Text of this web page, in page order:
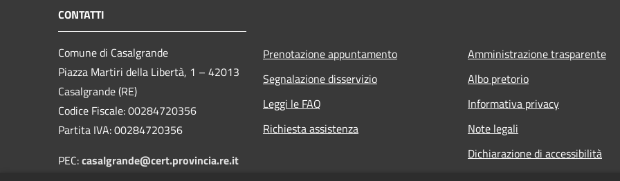
CONTATTI
Comune di Casalgrande
Piazza Martiri della Libertà, 1 – 42013
Casalgrande (RE)
Codice Fiscale: 00284720356
Partita IVA: 00284720356
PEC:casalgrande@cert.provincia.re.it
Prenotazione appuntamento
Segnalazione disservizio
Leggi le FAQ
Richiesta assistenza
Amministrazione trasparente
Albo pretorio
Informativa privacy
Note legali
Dichiarazione di accessibilità